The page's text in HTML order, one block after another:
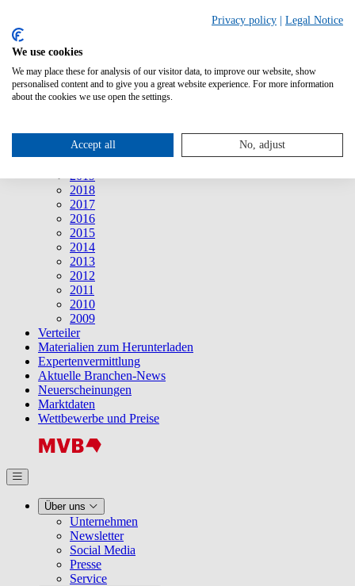
Mitteilungen
2026
2025
2024
2022
2021
2020
2019
2018
2017
2016
2015
2014
2013
2012
2011
2010
2009
Verteiler
Materialien zum Herunterladen
Expertenvermittlung
Aktuelle Branchen-News
Neuerscheinungen
Marktdaten
Wettbewerbe und Preise
Über uns
Unternehmen
Newsletter
Social Media
Presse
Service
Privacy policy Legal Notice
We use cookies
We may place these for analysis of our visitor data, to improve our website, show
personalised content and to give you a great website experience. For more information
about the cookies we use open the settings.
Accept all No, adjust